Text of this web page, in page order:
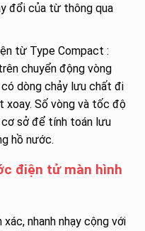
đổi của từ thông qua
từ Type Compact :
chuyển động vòng
dòng chảy lưu chất đi
xoay. Số vòng và tốc độ
cơ sở để tính toán lưu
hồ nước.
điện tử màn hình
nhanh nhạy cộng với